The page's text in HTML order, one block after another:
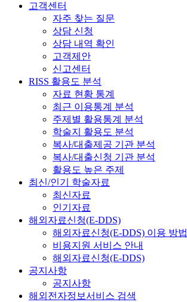
고객센터
자주 찾는 질문
상담 신청
상담 내역 확인
고객제안
신고센터
RISS 활용도 분석
자료 현황 통계
최근 이용통계 분석
주제별 활용통계 분석
학술지 활용도 분석
복사/대출제공 기관 분석
복사/대출신청 기관 분석
활용도 높은 주제
최신/인기 학술자료
최신자료
인기자료
해외자료신청(E-DDS)
해외자료신청(E-DDS) 이용 방법
비용지원 서비스 안내
해외자료신청(E-DDS)
공지사항
공지사항
해외전자정보서비스 검색